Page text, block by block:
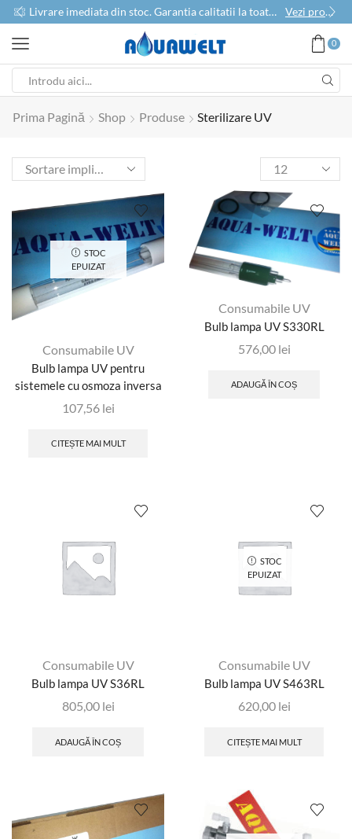
Livrare imediata din stoc. Garantia calitatii la toate produsele Vezi produse
0
Prima Pagină Shop Produse Sterilizare UV
STOC
EPUIZAT
Consumabile UV
Bulb lampa UV pentru
sistemele cu osmoza inversa
107,56 lei
CITEȘTE MAI MULT
Consumabile UV
Bulb lampa UV S330RL
576,00 lei
ADAUGĂ ÎN COȘ
Consumabile UV
Bulb lampa UV S36RL
805,00 lei
ADAUGĂ ÎN COȘ
STOC
EPUIZAT
Consumabile UV
Bulb lampa UV S463RL
620,00 lei
CITEȘTE MAI MULT